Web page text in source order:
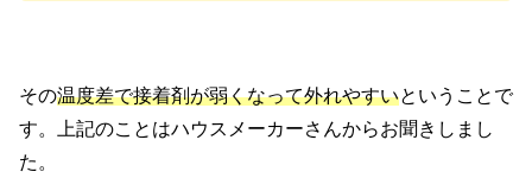
その温度差で接着剤が弱くなって外れやすいということで
す。上記のことはハウスメーカーさんからお聞きしまし
た。